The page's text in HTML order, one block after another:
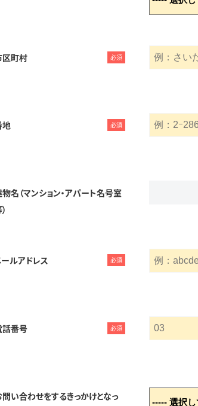
区町村 必須
地 必須
名（マンション・アパート名号室
ルアドレス 必須
話番号 必須
問い合わせをするきっかけとなっ